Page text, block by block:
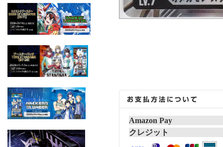
Amazon Pay
クレジット